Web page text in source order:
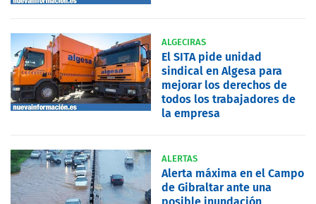
ALGECIRAS
El SITA pide unidad
sindical en Algesa para
mejorar los derechos de
todos los trabajadores de
la empresa
ALERTAS
Alerta máxima en el Campo
de Gibraltar ante una
posible inundación